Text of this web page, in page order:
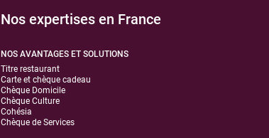
Nos expertises en France
NOS AVANTAGES ET SOLUTIONS
Titre restaurant
Carte et chèque cadeau
Chèque Domicile
Chèque Culture
Cohésia
Chèque de Services